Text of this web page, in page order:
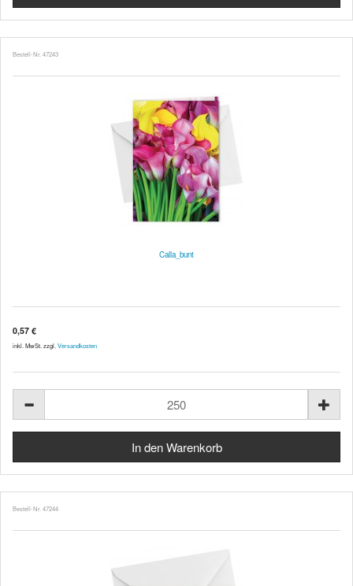
Bestell-Nr. 47243
Calla_bunt
0,57 €
inkl. MwSt. zzgl. Versandkosten
Bestell-Nr. 47244